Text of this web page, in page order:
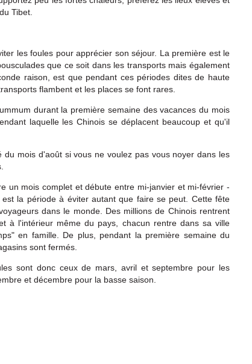
Tibet.
les foules pour apprécier son séjour. La première est le
que ce soit dans les transports mais également
raison, est que pendant ces périodes dites de haute
flambent et les places se font rares.
durant la première semaine des vacances du mois
laquelle les Chinois se déplacent beaucoup et qu'il
du mois d'août si vous ne voulez pas vous noyer dans les
un mois complet et débute entre mi-janvier et mi-février -
la période à éviter autant que faire se peut. Cette fête
dans le monde. Des millions de Chinois rentrent
à l'intérieur même du pays, chacun rentre dans sa ville
en famille. De plus, pendant la première semaine du
sont fermés.
sont donc ceux de mars, avril et septembre pour les
et décembre pour la basse saison.